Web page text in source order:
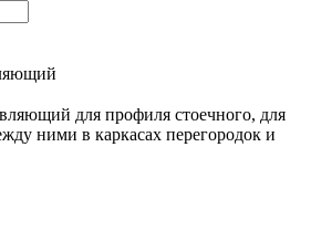
для профиля стоечного, для
ними в каркасах перегородок и